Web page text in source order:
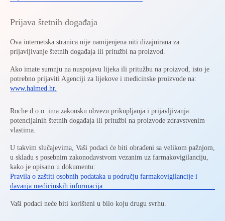
Prijava štetnih događaja
Ova internetska stranica nije namijenjena niti dizajnirana za
prijavljivanje štetnih događaja ili pritužbi na proizvod.
Ako imate sumnju na nuspojavu lijeka ili pritužbu na proizvod, isto je
potrebno prijaviti Agenciji za lijekove i medicinske proizvode na:
www.halmed.hr.
Roche d.o.o. ima zakonsku obvezu prikupljanja i prijavljivanja
potencijalnih štetnih događaja ili pritužbi na proizvode zdravstvenim
vlastima.
U takvim slučajevima, Vaši podaci će biti obrađeni sa velikom pažnjom,
u skladu s posebnim zakonodavstvom vezanim uz farmakovigilanciju,
kako je opisano u dokumentu:
Pravila o zaštiti osobnih podataka u području farmakovigilancije i
davanja medicinskih informacija.
Vaši podaci neće biti korišteni u bilo koju drugu svrhu.